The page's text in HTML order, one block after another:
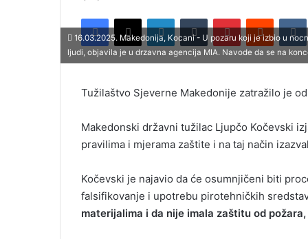
n
d
a
e
a
16.03.2025. Makedonija, Kocani - U pozaru koji je izbio u
ljudi, objavila je u drzavna agencija MIA. Navode da se na
Tužilaštvo Sjeverne Makedonije zatražilo je
Makedonski državni tužilac Ljupčo Kočevski
pravilima i mjerama zaštite i na taj način
Kočevski je najavio da će osumnjičeni biti
falsifikovanje i upotrebu pirotehničkih
materijalima i da nije imala zaštitu od